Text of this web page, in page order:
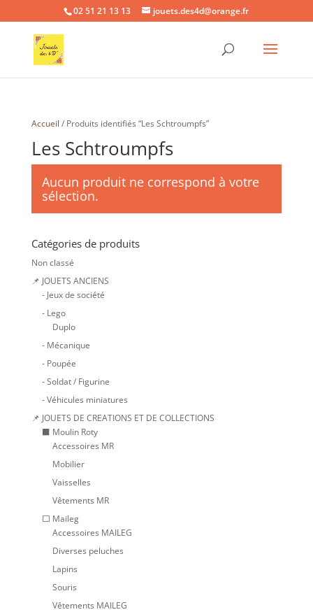
02 51 21 13 13 jouets.des4d@orange.fr
Accueil / Produits identifiés “Les Schtroumpfs”
Les Schtroumpfs
Aucun produit ne correspond à votre
sélection.
Catégories de produits
Non classé
📌 JOUETS ANCIENS
- Jeux de société
- Lego
Duplo
- Mécanique
- Poupée
- Soldat / Figurine
- Véhicules miniatures
📌 JOUETS DE CREATIONS ET DE COLLECTIONS
⬛ Moulin Roty
Accessoires MR
Mobilier
Vaisselles
Vêtements MR
⬜ Maileg
Accessoires MAILEG
Diverses peluches
Lapins
Souris
Vêtements MAILEG